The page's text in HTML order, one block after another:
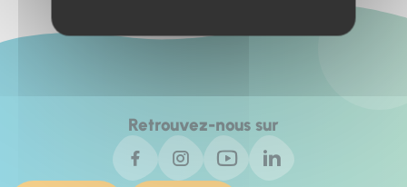
Retrouvez-nous sur